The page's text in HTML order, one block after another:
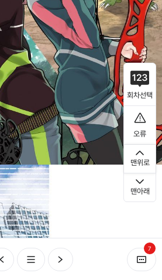
7
회차선택
오류
맨위로
맨아래